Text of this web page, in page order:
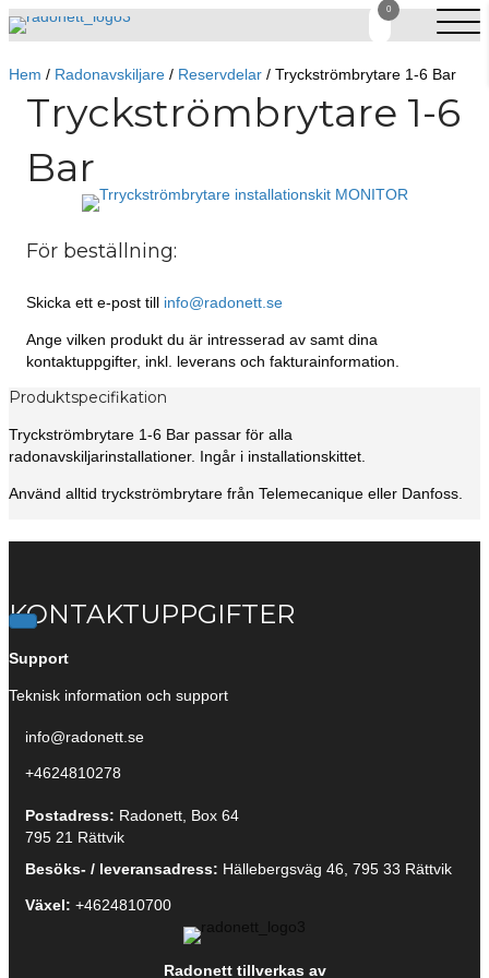
0
Hem / Radonavskiljare / Reservdelar / Tryckströmbrytare 1-6 Bar
Tryckströmbrytare 1-6
Bar
För beställning:
Skicka ett e-post till info@radonett.se
Ange vilken produkt du är intresserad av samt dina
kontaktuppgifter, inkl. leverans och fakturainformation.
Produktspecifikation
Tryckströmbrytare 1-6 Bar passar för alla
radonavskiljarinstallationer. Ingår i installationskittet.
Använd alltid tryckströmbrytare från Telemecanique eller Danfoss.
KONTAKTUPPGIFTER
Support
Teknisk information och support
info@radonett.se
info@radonett.se
0248-102 78
+4624810278
Postadress: Radonett, Box 64
795 21 Rättvik
Besöks- / leveransadress: Hällebergsväg 46, 795 33 Rättvik
Växel: +4624810700
Radonett tillverkas av